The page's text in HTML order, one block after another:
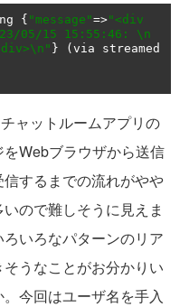
{ "message"=>"<div
05/15 15:55:46: \n
div>\n" } (
ャットルームアプリの
Webブラウザから送信
するまでの流れがやや
ので難しそうに見えま
いろなパターンのリア
うなことがお分かりい
今回はユーザ名を手入